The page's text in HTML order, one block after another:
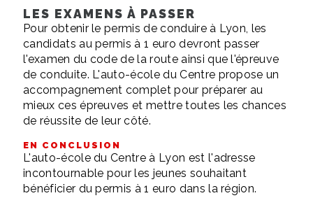
LES EXAMENS À PASSER
Pour obtenir le permis de conduire à Lyon, les
candidats au permis à 1 euro devront passer
l'examen du code de la route ainsi que l'épreuve
de conduite. L'auto-école du Centre propose un
accompagnement complet pour préparer au
mieux ces épreuves et mettre toutes les chances
de réussite de leur côté.
EN CONCLUSION
L'auto-école du Centre à Lyon est l'adresse
incontournable pour les jeunes souhaitant
bénéficier du permis à 1 euro dans la région.